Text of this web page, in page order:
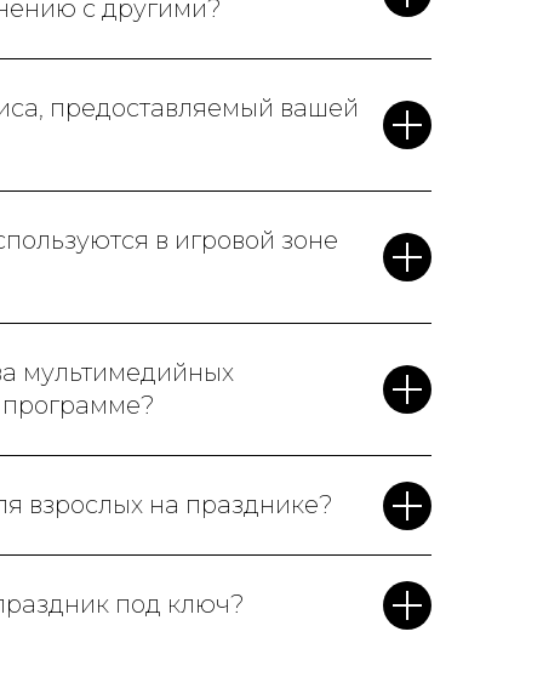
с другими?
предоставляемый вашей
в игровой зоне
мультимедийных
взрослых на празднике?
под ключ?